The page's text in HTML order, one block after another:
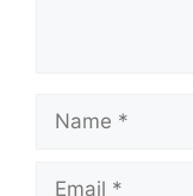
Name
Email